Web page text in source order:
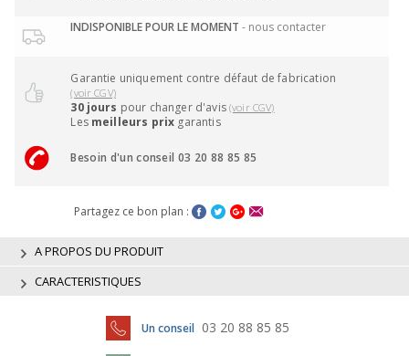
INDISPONIBLE POUR LE MOMENT - nous contacter
Garantie uniquement contre défaut de fabrication
(voir CGV)
30 jours pour changer d'avis(voir CGV)
Les meilleurs prix garantis
Besoin d'un conseil 03 20 88 85 85
Partagez ce bon plan :
A PROPOS DU PRODUIT
CARACTERISTIQUES
Un conseil 03 20 88 85 85